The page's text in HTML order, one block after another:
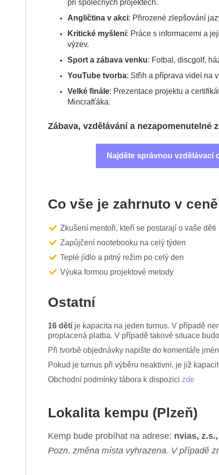
při společných projektech.
Angličtina v akci: Přirozené zlepšování
Kritické myšlení: Práce s informacemi a
výzev.
Sport a zábava venku: Fotbal, discgolf,
YouTube tvorba: Střih a příprava videí na
Velké finále: Prezentace projektu a
Mincrafťáka.
Zábava, vzdělávání a nezapomenutelné
Najděte správnou vzdělávací
Co vše je zahrnuto v
Zkušení mentoři, kteří se postarají o vaše děti
Zapůjčení nootebooku na celý týden
Teplé jídlo a pitný režim po celý den
Výuka formou projektové metody
Ostatní
16 dětí je kapacita na jeden turnus. V případě
proplacená platba. V případě takové situace
Při tvorbě objednávky napište do komentáře
Pokud je turnus při výběru neaktivní, je již
Obchodní podmínky tábora k dispozici zde
Lokalita kempu (Plzeň)
Kemp bude probíhat na adrese: nvias,
Pozn. změna místa vyhrazena. V případě